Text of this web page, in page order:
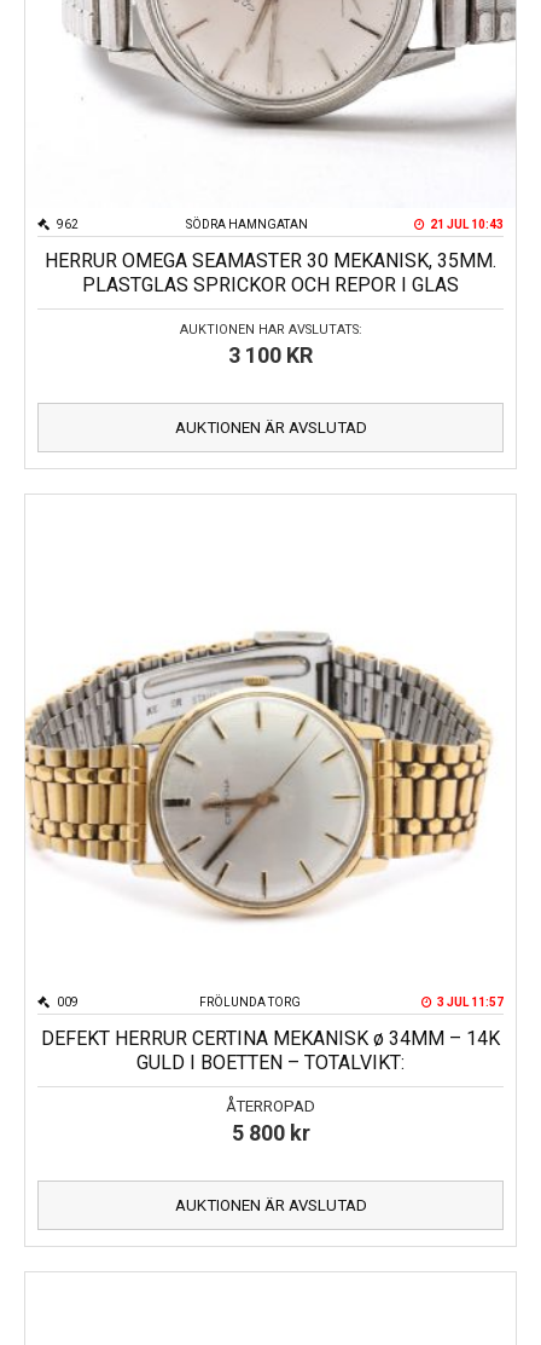
SÖDRA HAMNGATAN
962 21 JUL 10:43
HERRUR OMEGA SEAMASTER 30 MEKANISK, 35MM.
PLASTGLAS SPRICKOR OCH REPOR I GLAS
AUKTIONEN HAR AVSLUTATS:
3 100 KR
AUKTIONEN ÄR AVSLUTAD
FRÖLUNDA TORG
009 3 JUL 11:57
DEFEKT HERRUR CERTINA MEKANISK ø 34MM – 14K
GULD I BOETTEN – TOTALVIKT:
ÅTERROPAD
5 800 kr
AUKTIONEN ÄR AVSLUTAD